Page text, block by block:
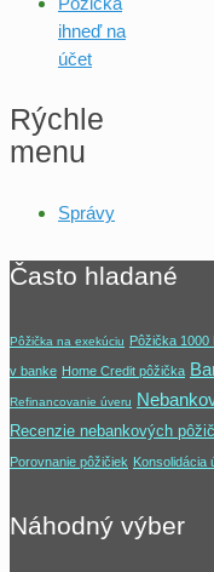
ihneď na
účet
Rýchle
menu
Správy
Často hladané
Pôžička na exekúciu Pôžička 1000
v banke Home Credit pôžička
Refinancovanie úveru
Recenzie nebankových
Porovnanie pôžičiek Konsolidácia
Náhodný výber